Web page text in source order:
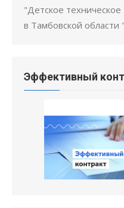
"Детское техническое
в Тамбовской
Эффективный